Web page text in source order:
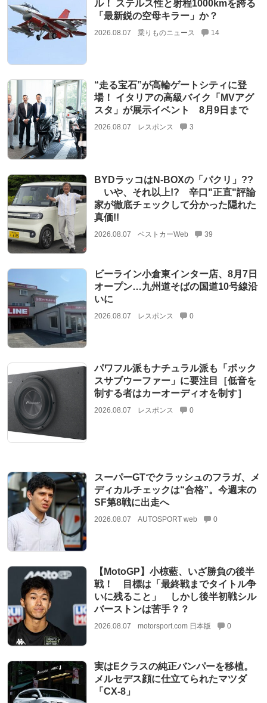
ル！ ステルス性と射程1000kmを誇る
「最新鋭の空母キラー」か？
2026.08.07 乗りものニュース 14
“走る宝石”が高輪ゲートシティに登
場！ イタリアの高級バイク「MVアグ
スタ」が展示イベント 8月9日まで
2026.08.07 レスポンス 3
BYDラッコはN-BOXの「パクリ」??
いや、それ以上!? 辛口"正直"評論
家が徹底チェックして分かった隠れた
真価!!
2026.08.07 ベストカーWeb 39
ビーライン小倉東インター店、8月7日
オープン…九州道そばの国道10号線沿
いに
2026.08.07 レスポンス 0
パワフル派もナチュラル派も「ボック
スサブウーファー」に要注目［低音を
制する者はカーオーディオを制す］
2026.08.07 レスポンス 0
スーパーGTでクラッシュのフラガ、メ
ディカルチェックは“合格”。今週末の
SF第8戦に出走へ
2026.08.07 AUTOSPORT web 0
【MotoGP】小椋藍、いざ勝負の後半
戦！ 目標は「最終戦までタイトル争
いに残ること」 しかし後半初戦シル
バーストンは苦手？？
2026.08.07 motorsport.com 日本版 0
実はEクラスの純正バンパーを移植。
メルセデス顔に仕立てられたマツダ
「CX-8」